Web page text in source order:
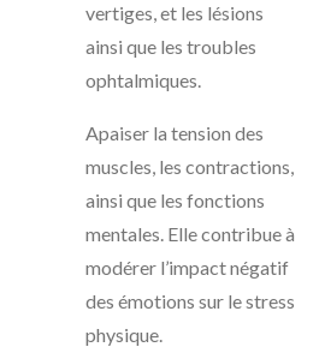
vertiges, et les lésions
ainsi que les troubles
ophtalmiques.
Apaiser la tension des
muscles, les contractions,
ainsi que les fonctions
mentales. Elle contribue à
modérer l’impact négatif
des émotions sur le stress
physique.